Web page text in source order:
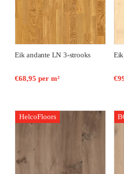
Eik andante LN 3-strooks
€68,95 per m² €
HelcoFloors